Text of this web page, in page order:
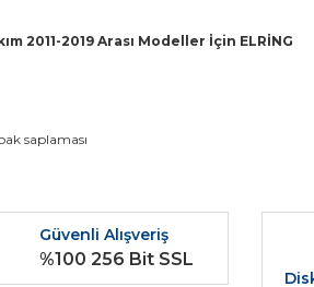
2011-2019 Arası Modeller İçin ELRİNG
diğer konularda yetersiz gördüğünüz
saplaması
Güvenli Alışveriş
%100 256 Bit SSL